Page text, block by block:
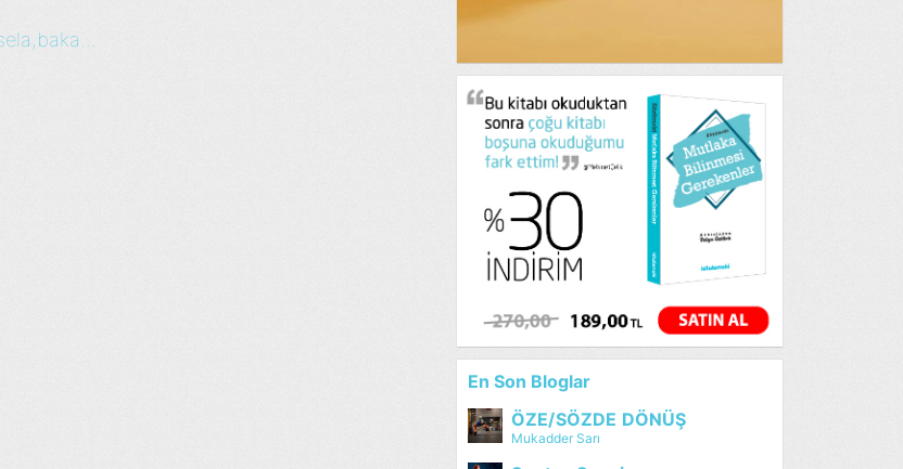
En Son Bloglar
ÖZE/SÖZDE DÖNÜŞ
Mukadder Sarı